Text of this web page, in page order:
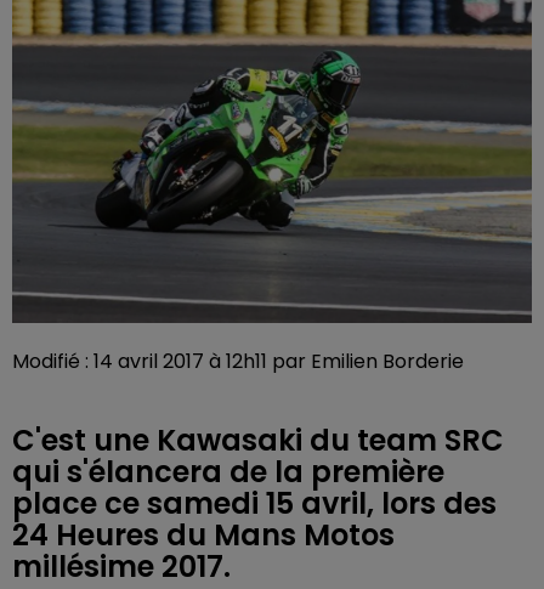
Modifié : 14 avril 2017 à 12h11 par Emilien Borderie
C'est une Kawasaki du team SRC
qui s'élancera de la première
place ce samedi 15 avril, lors des
24 Heures du Mans Motos
millésime 2017.